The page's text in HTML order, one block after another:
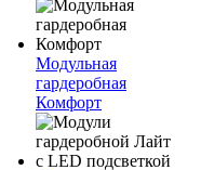
Модульная
гардеробная
Комфорт